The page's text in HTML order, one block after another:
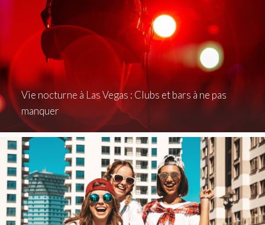
Vie nocturne à Las Vegas : Clubs et bars à ne pas
manquer